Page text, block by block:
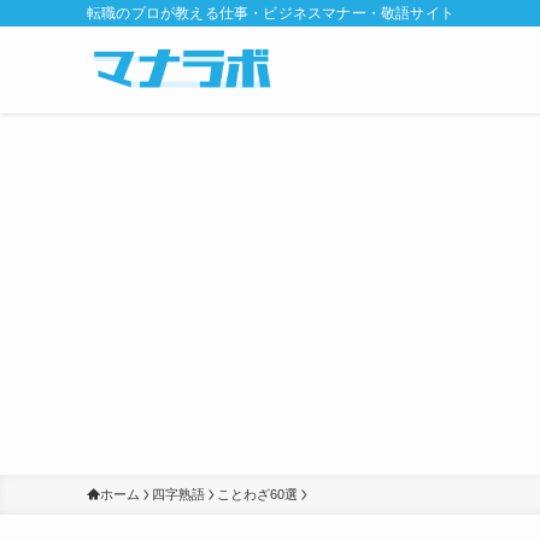
転職のプロが教える仕事・ビジネスマナー・敬語サイト
ホーム 四字熟語 ことわざ60選